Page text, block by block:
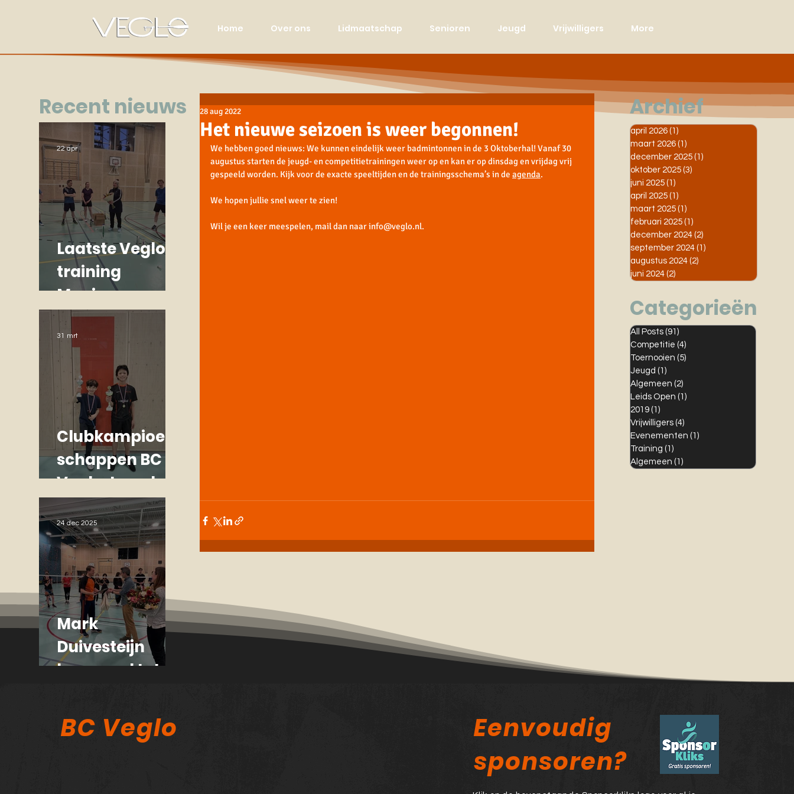
Home Over ons Lidmaatschap Senioren Jeugd Vrijwilligers More
Het nieuwe seizoen is weer begonnen!
28 aug 2022
We hebben goed nieuws: We kunnen eindelijk weer badmintonnen in de 3 Oktoberhal! Vanaf 30
augustus starten de jeugd- en competitietrainingen weer op en kan er op dinsdag en vrijdag vrij
gespeeld worden. Kijk voor de exacte speeltijden en de trainingsschema’s in de agenda.
We hopen jullie snel weer te zien!
Wil je een keer meespelen, mail dan naar info@veglo.nl.
Laatste Veglo
training
Monique
22 apr
Clubkampioen
schappen BC
Veglo Jeugd:
fanatiek,
gezellig en
topwedstrijden
!
31 mrt
Mark
Duivesteijn
benoemd tot
24 dec 2025
Recent nieuws Archief
april 2026 (1)
maart 2026 (1)
december 2025 (1)
oktober 2025 (3)
juni 2025 (1)
april 2025 (1)
maart 2025 (1)
februari 2025 (1)
december 2024 (2)
september 2024 (1)
augustus 2024 (2)
juni 2024 (2)
Categorieën
All Posts (91)
Competitie (4)
Toernooien (5)
Jeugd (1)
Algemeen (2)
Leids Open (1)
2019 (1)
Vrijwilligers (4)
Evenementen (1)
Training (1)
Algemeen (1)
BC Veglo
Eenvoudig
sponsoren?